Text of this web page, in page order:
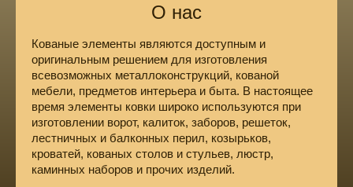
О нас
Кованые элементы являются доступным и
оригинальным решением для изготовления
всевозможных металлоконструкций, кованой
мебели, предметов интерьера и быта. В настоящее
время элементы ковки широко используются при
изготовлении ворот, калиток, заборов, решеток,
лестничных и балконных перил, козырьков,
кроватей, кованых столов и стульев, люстр,
каминных наборов и прочих изделий.